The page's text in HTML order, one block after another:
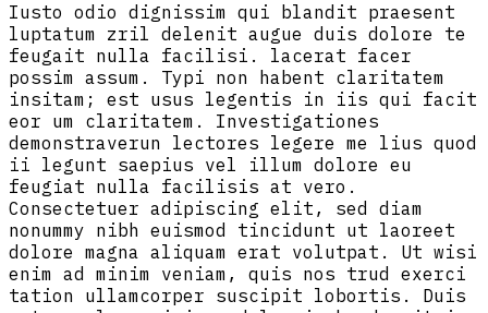
Iusto odio dignissim qui blandit praesent
luptatum zril delenit augue duis dolore te
feugait nulla facilisi. lacerat facer
possim assum. Typi non habent claritatem
insitam; est usus legentis in iis qui facit
eor um claritatem. Investigationes
demonstraverun lectores legere me lius quod
ii legunt saepius vel illum dolore eu
feugiat nulla facilisis at vero.
Consectetuer adipiscing elit, sed diam
nonummy nibh euismod tincidunt ut laoreet
dolore magna aliquam erat volutpat. Ut wisi
enim ad minim veniam, quis nos trud exerci
tation ullamcorper suscipit lobortis. Duis